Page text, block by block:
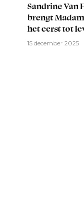
Sandrine Van
brengt
het eerst tot
15 december 2025